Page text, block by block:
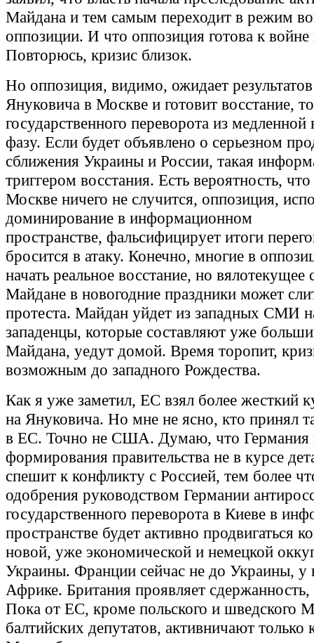
Майдана и тем самым переходит в режим
оппозиции. И что оппозиция готова к войне
Повторюсь, кризис близок.
Но оппозиция, видимо, ожидает
Януковича в Москве и готовит восстание,
государственного переворота из
фазу. Если будет объявлено о серьезном
сближения Украины и России, такая
триггером восстания. Есть вероятность,
Москве ничего не случится, оппозиция,
доминирование в информационном
пространстве, фальсифицирует итоги
бросится в атаку. Конечно, многие в
начать реальное восстание, но вялотекущее
Майдане в новогодние праздники может
протеста. Майдан уйдет из западных СМИ
западенцы, которые составляют уже
Майдана, уедут домой. Время торопит,
возможным до западного Рождества.
Как я уже заметил, ЕС взял более жесткий
на Януковича. Но мне не ясно, кто принял
в ЕС. Точно не США. Думаю, что Германия
формирования правительства не в курсе
спешит к конфликту с Россией, тем более
одобрения руководством Германии
государственного переворота в Киеве в
пространстве будет активно продвигаться
новой, уже экономической и немецкой
Украины. Франции сейчас не до Украины, у
Африке. Британия проявляет
Пока от ЕС, кроме польского и шведского
балтийских депутатов, активничают